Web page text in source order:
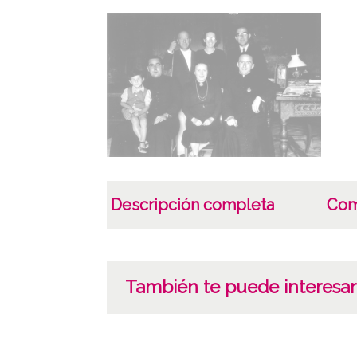
Descripción completa
También te puede interesar